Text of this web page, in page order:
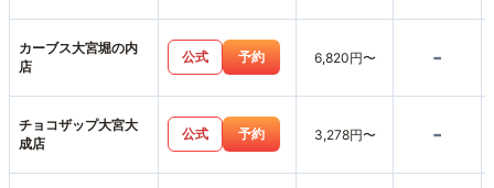
カーブス大宮堀の内
店
公式 予約 6,820円〜 -
チョコザップ大宮大
成店
公式 予約 3,278円〜 -